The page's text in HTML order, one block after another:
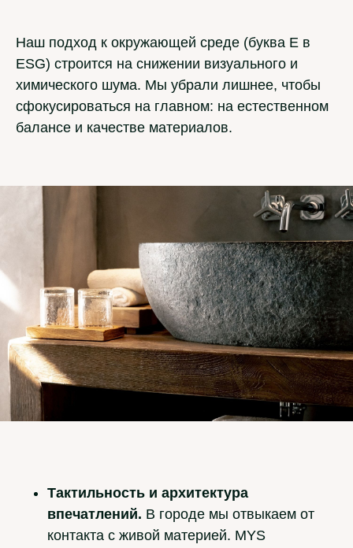
Наш подход к окружающей среде (буква E в
ESG) строится на снижении визуального и
химического шума. Мы убрали лишнее, чтобы
сфокусироваться на главном: на естественном
балансе и качестве материалов.
Тактильность и архитектура
впечатлений. В городе мы отвыкаем от
контакта с живой материей. MYS